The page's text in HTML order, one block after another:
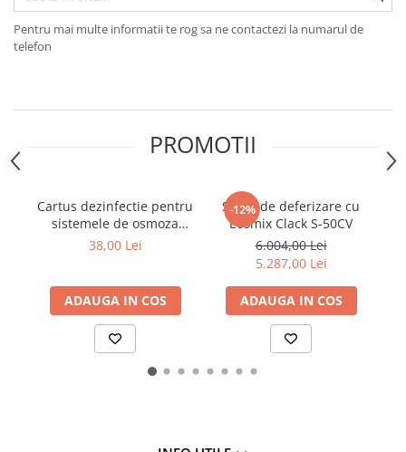
Filtre Cintropur
Sisteme duplex / triplex
Cartuse clasice 10"
Cartuse slim 20"
Cartuse Big Blue 10"
Seturi de cartuse
Mansoane Cintropur
Membrane osmoza inversa
Membrana Ultrafiltrare
Pentru mai multe informatii te rog sa ne contactezi la numarul de
telefon
PROMOTII
Cartus dezinfectie pentru
sistemele de osmoza
inversa AC-IL-DZF
38,00 Lei
ADAUGA IN COS
-12%
Statie de deferizare cu
Ecomix Clack S-50CV
6.004,00 Lei
5.287,00 Lei
ADAUGA IN COS